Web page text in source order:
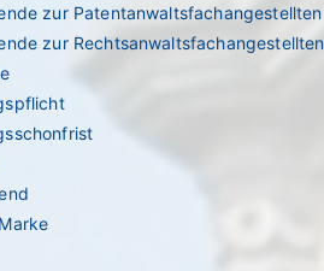
zur Patentanwaltsfachangestellten
zur Rechtsanwaltsfachangestellten